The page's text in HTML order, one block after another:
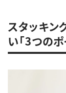
スタッキン
い「3つのポ